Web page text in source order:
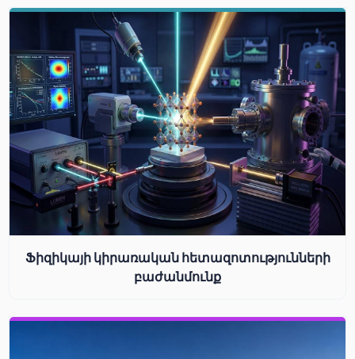
Ֆիզիկայի կիրառական հետազոտությունների
բաժանմունք